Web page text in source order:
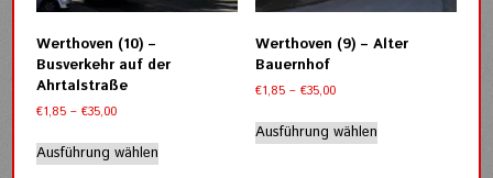
auf
gewählt
Produktseite
Werthoven (10) –
Busverkehr auf der
Ahrtalstraße
€1,85 –€35,00Preisspanne:
bis
€35,00
Ausführung wählen
Werthoven (9) – Alter
Bauernhof
€1,85 – €35,00Preisspanne:
bis
€35,00
Ausführung wählenProdukt